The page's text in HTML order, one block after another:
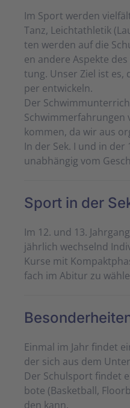
Im Sport werden
Tanz, Leicht­ath­let­ik
ten wer­den auf die
en an­de­re As­pek­te
tung. Un­ser Ziel ist
per ent­wick­eln.
Der
Schwimm­er­fahr­un­gen
kom­men, da wir aus
In der Sek. I und in
un­ab­häng­ig vom
Sport in der
Im 12. und 13.
jähr­lich wechs­elnd
Kur­se mit
fach im Abi­tur zu
Ein­mal im Jahr fin­det
der sich aus dem
Der Schul­sport fin­det
bo­te (Bas­ket­ball,
den kann.